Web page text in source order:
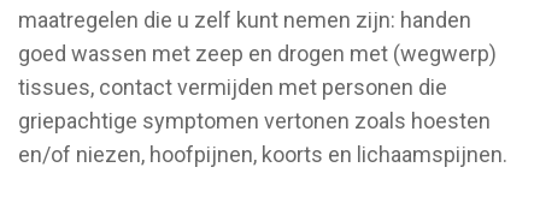
maatregelen die u zelf kunt nemen zijn: handen
goed wassen met zeep en drogen met (wegwerp)
tissues, contact vermijden met personen die
griepachtige symptomen vertonen zoals hoesten
en/of niezen, hoofpijnen, koorts en lichaamspijnen.